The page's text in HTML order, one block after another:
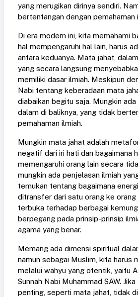
yang merugikan dirinya sendiri.
bertentangan dengan pemahaman
Di era modern ini, kita memahami
hal mempengaruhi hal lain, harus
antara keduanya. Mata jahat,
yang secara langsung
memiliki dasar ilmiah. Meskipun
Nabi tentang keberadaan mata
diabaikan begitu saja. Mungkin
dalam di baliknya, yang tidak
pemahaman ilmiah.
Mungkin mata jahat adalah
negatif dari iri hati dan bagaimana
memengaruhi orang lain secara
mungkin ada penjelasan ilmiah
temukan tentang bagaimana
ditransfer dari satu orang ke
terbuka terhadap berbagai
berpegang pada prinsip-prinsip
agama yang benar.
Memang ada dimensi spiritual
namun sebagai Muslim, kita harus
melalui wahyu yang otentik, yaitu
Sunnah Nabi Muhammad SAW.
penting, seperti mata jahat, tidak